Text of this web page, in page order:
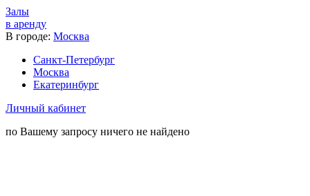
Залы
в аренду
В городе: Москва
Санкт-Петербург
Москва
Екатеринбург
Личный кабинет
по Вашему запросу ничего не найдено